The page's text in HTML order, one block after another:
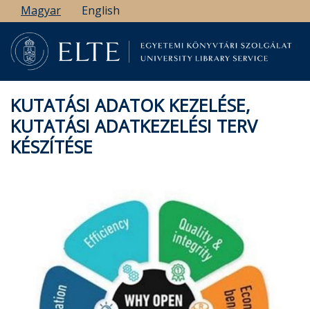
Ugrás
a
tartalomra
Magyar English
KUTATÁSI ADATOK KEZELÉSE,
KUTATÁSI ADATKEZELÉSI TERV
KÉSZÍTÉSE